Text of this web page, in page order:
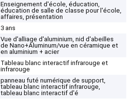
Enseignement d'école, éducation,
éducation de salle de classe pour l'école,
affaires, présentation
3 ans
Vue d'alliage d'aluminium, nid d'abeilles
de Nano+Aluminum/vue en céramique et
en aluminium + acier
Tableau blanc interactif infrarouge et
infrarouge
panneau futé numérique de support,
tableau blanc interactif infrarouge,
tableau blanc interactif d'é